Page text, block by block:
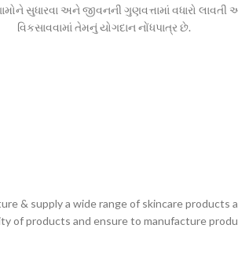
સુધારવા અને જીવનની ગુણવત્તામાં વધારો
વિકસાવવામાં તેમનું યોગદાન નોંધપાત્ર છે.
& supply a wide range of skincare products
of products and ensure to manufacture